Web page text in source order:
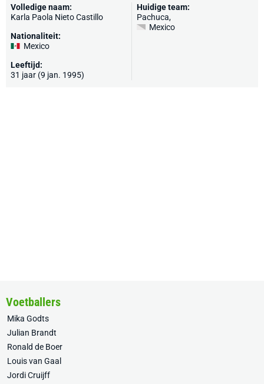
Volledige naam:
Karla Paola Nieto Castillo
Nationaliteit:
Mexico
Leeftijd:
31 jaar (9 jan. 1995)
Huidige team:
Pachuca,
Mexico
Voetballers
Mika Godts
Julian Brandt
Ronald de Boer
Louis van Gaal
Jordi Cruijff